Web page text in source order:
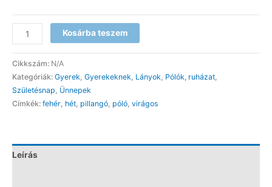
Hello10
-
szülinapi
póló
mennyiség
Kosárba teszem
Cikkszám: N/A
Kategóriák: Gyerek, Gyerekeknek, Lányok, Pólók, ruházat,
Születésnap, Ünnepek
Címkék: fehér, hét, pillangó, póló, virágos
Leírás